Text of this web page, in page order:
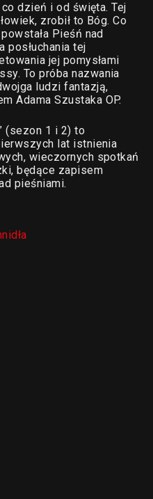
dzień i od święta. Tej
zrobił to Bóg. Co
Pieśń nad
posłuchania tej
jej pomysłami
To próba nazwania
ludzi fantazją,
Adama Szustaka OP.
(sezon 1 i 2) to
lat istnienia
wieczornych spotkań
będące zapisem
pieśniami.